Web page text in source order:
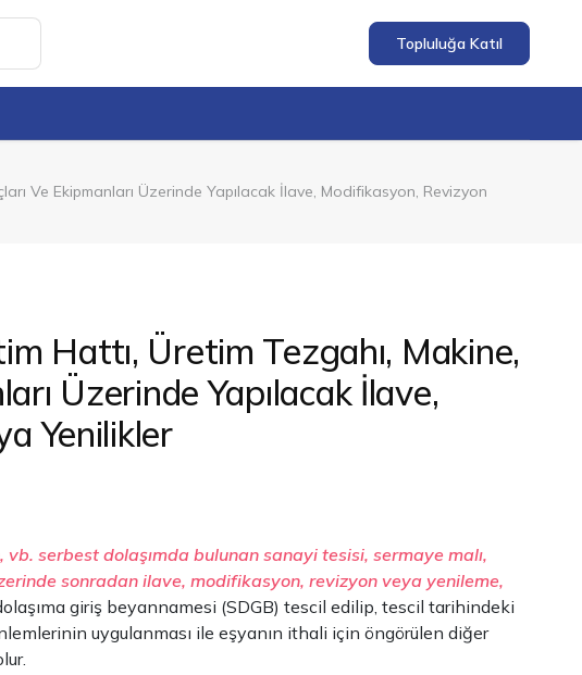
Topluluğa Katıl
Ve Ekipmanları Üzerinde Yapılacak İlave, Modifikasyon, Revizyon
Hattı, Üretim Tezgahı, Makine,
Üzerinde Yapılacak İlave,
Yenilikler
serbest dolaşımda bulunan sanayi tesisi, sermaye malı,
sonradan ilave, modifikasyon, revizyon veya yenileme,
giriş beyannamesi (SDGB) tescil edilip, tescil tarihindeki
uygulanması ile eşyanın ithali için öngörülen diğer